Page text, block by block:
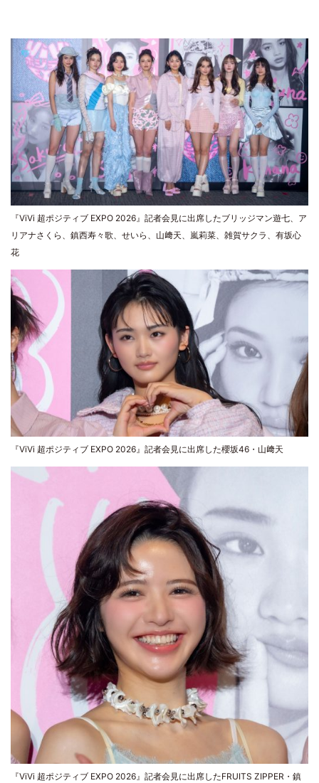
『ViVi 超ポジティブ EXPO 2026』記者会見に出席したブリッジマン遊七、ア
リアナさくら、鎮西寿々歌、せいら、山﨑天、嵐莉菜、雑賀サクラ、有坂心
花
『ViVi 超ポジティブ EXPO 2026』記者会見に出席した櫻坂46・山﨑天
『ViVi 超ポジティブ EXPO 2026』記者会見に出席したFRUITS ZIPPER・鎮